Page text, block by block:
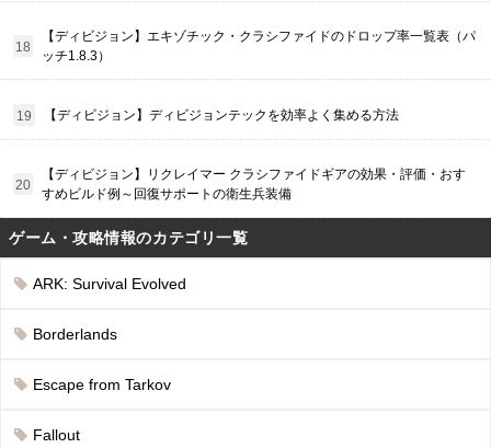
【ディビジョン】エキゾチック・クラシファイドのドロップ率一覧表（パ
ッチ1.8.3）
【ディビジョン】ディビジョンテックを効率よく集める方法
【ディビジョン】リクレイマー クラシファイドギアの効果・評価・おす
すめビルド例～回復サポートの衛生兵装備
ゲーム・攻略情報のカテゴリ一覧
ARK: Survival Evolved
Borderlands
Escape from Tarkov
Fallout